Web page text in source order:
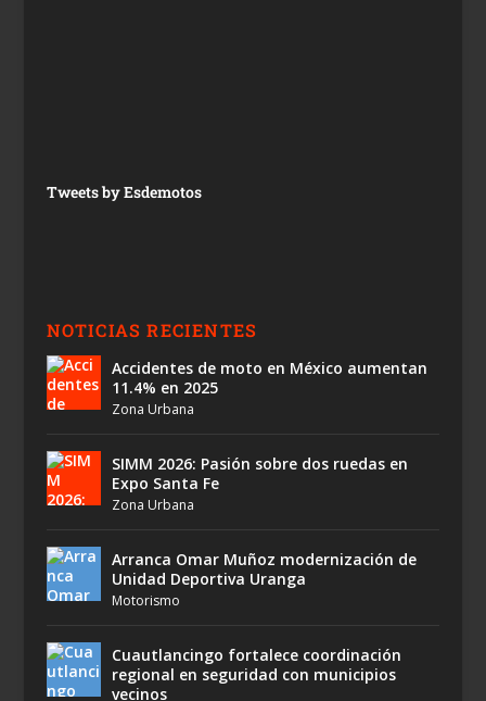
Tweets by Esdemotos
NOTICIAS RECIENTES
Accidentes de moto en México aumentan
11.4% en 2025
Zona Urbana
SIMM 2026: Pasión sobre dos ruedas en
Expo Santa Fe
Zona Urbana
Arranca Omar Muñoz modernización de
Unidad Deportiva Uranga
Motorismo
Cuautlancingo fortalece coordinación
regional en seguridad con municipios
vecinos